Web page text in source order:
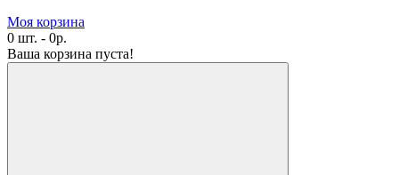
Моя корзина
0 шт. - 0р.
Ваша корзина пуста!